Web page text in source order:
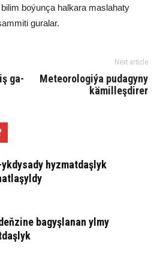
bo­ýun­ça hal­ka­ra mas­la­ha­ty
gu­ra­lar.
ga­
Next article
Me­teo­ro­lo­gi­ýa pudagyny
kämilleşdirer
ykdysady hyzmatdaşlyk
bagyşlanan ylmy